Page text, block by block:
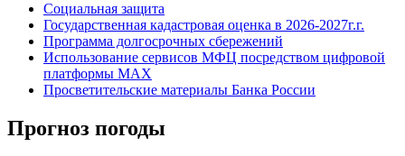
Социальная защита
Государственная кадастровая оценка в 2026-2027г.г.
Программа долгосрочных сбережений
Использование сервисов МФЦ посредством цифровой
платформы MAX
Просветительские материалы Банка России
Прогноз погоды